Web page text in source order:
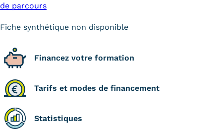
Communication
Fiche contact salons, forums,
de parcours
Fiche synthétique non disponible
Financez votre formation
Tarifs et modes de financement
Statistiques